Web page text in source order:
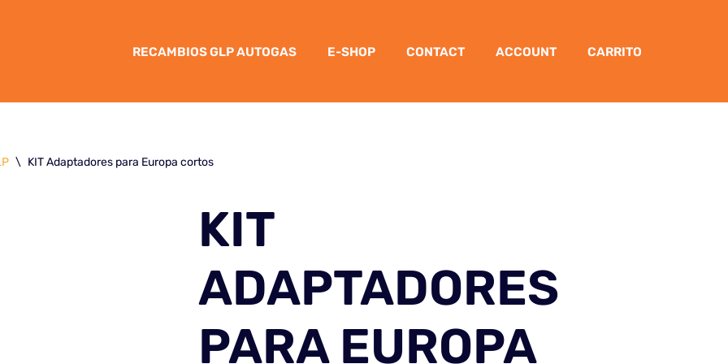
RECAMBIOS GLP AUTOGAS E-SHOP CONTACT ACCOUNT CARRITO
\ KIT Adaptadores para Europa cortos
KIT
ADAPTADORES
PARA EUROPA